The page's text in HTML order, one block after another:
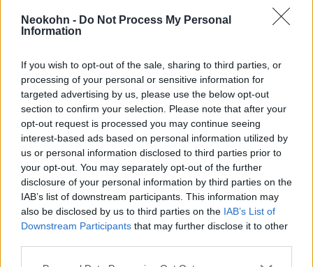
Neokohn - Do Not Process My Personal
Information
If you wish to opt-out of the sale, sharing to third parties, or
processing of your personal or sensitive information for
targeted advertising by us, please use the below opt-out
section to confirm your selection. Please note that after your
opt-out request is processed you may continue seeing
interest-based ads based on personal information utilized by
us or personal information disclosed to third parties prior to
your opt-out. You may separately opt-out of the further
disclosure of your personal information by third parties on the
IAB’s list of downstream participants. This information may
also be disclosed by us to third parties on the IAB’s List of
Downstream Participants that may further disclose it to other
szorgalmazza új települések alapítását a
Negevben. Reményeink szerint a kormány
jóváhagyásával újabb városok jöhetnek létre a
térségben, ami nagy segítséget jelentene a
lakhatási válság megoldásában és a
megélhetési költségek csökkentésében” –
jelentette ki Jáákov Quint, a hatóság
vezetője.
„Igyekszünk az izraeli társadalom minden
szegmense számára megoldást kínálni az